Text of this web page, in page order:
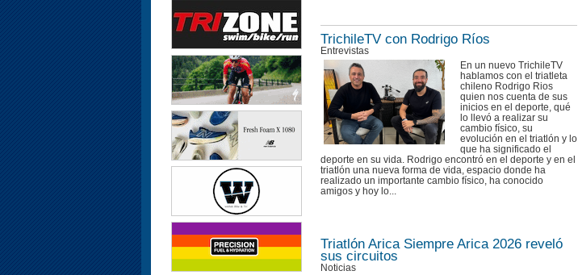
TrichileTV con Rodrigo Ríos
Entrevistas
En un nuevo TrichileTV
hablamos con el triatleta
chileno Rodrigo Rios
quien nos cuenta de sus
inicios en el deporte, qué
lo llevó a realizar su
cambio físico, su
evolución en el triatlón y lo
que ha significado el
deporte en su vida. Rodrigo encontró en el deporte y en el
triatlón una nueva forma de vida, espacio donde ha
realizado un importante cambio físico, ha conocido
amigos y hoy lo...
Triatlón Arica Siempre Arica 2026 reveló
sus circuitos
Noticias